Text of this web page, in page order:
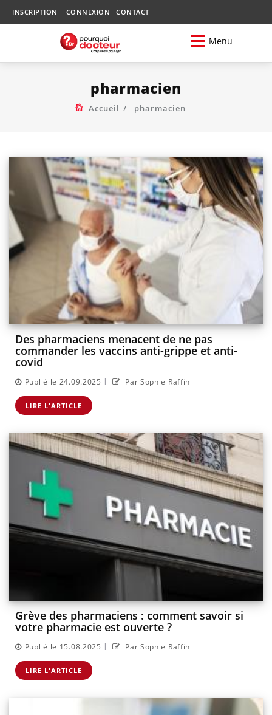
INSCRIPTION CONNEXION CONTACT
Menu
pharmacien
Accueil pharmacien
Des pharmaciens menacent de ne pas
commander les vaccins anti-grippe et anti-
covid
Publié le 24.09.2025 | Par Sophie Raffin
LIRE L'ARTICLE
Grève des pharmaciens : comment savoir si
votre pharmacie est ouverte ?
Publié le 15.08.2025 | Par Sophie Raffin
LIRE L'ARTICLE